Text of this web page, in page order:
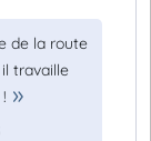
de la route
travaille